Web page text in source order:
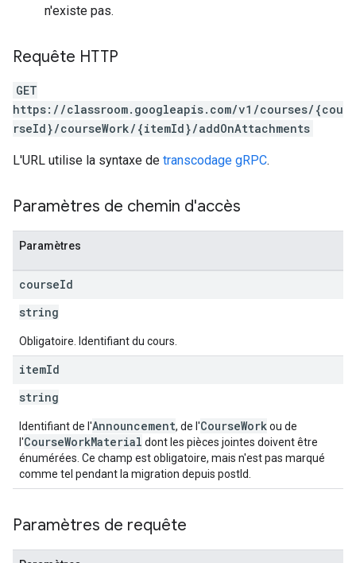
n'existe pas.
Requête HTTP
GET
https://classroom.googleapis.com/v1/courses/{cou
rseId}/courseWork/{itemId}/addOnAttachments
L'URL utilise la syntaxe de transcodage gRPC.
Paramètres de chemin d'accès
Paramètres
courseId
string
Obligatoire. Identifiant du cours.
itemId
string
Identifiant de l'Announcement, de l'CourseWorkou de
l'CourseWorkMaterial dont les pièces jointes doivent être
énumérées. Ce champ est obligatoire, mais n'est pas marqué
comme tel pendant la migration depuis postId.
Paramètres de requête